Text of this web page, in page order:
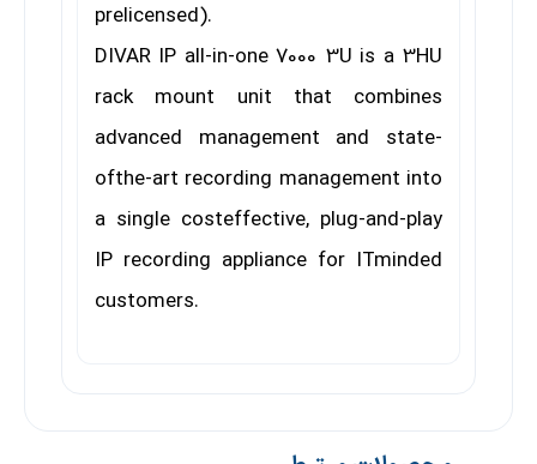
prelicensed).
DIVAR IP all-in-one 7000 3U is a 3HU
rack mount unit that combines
advanced management and state-
ofthe-art recording management into
a single costeffective, plug-and-play
IP recording appliance for ITminded
customers.